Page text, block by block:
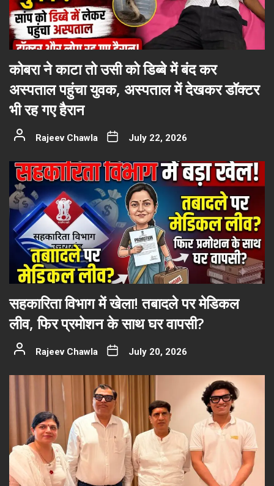
कोबरा ने काटा तो उसी को डिब्बे में बंद कर
अस्पताल पहुंचा युवक, अस्पताल में देखकर डॉक्टर
भी रह गए हैरान
Rajeev Chawla July 22, 2026
सहकारिता विभाग में खेला! तबादले पर मेडिकल
लीव, फिर प्रमोशन के साथ घर वापसी?
Rajeev Chawla July 20, 2026